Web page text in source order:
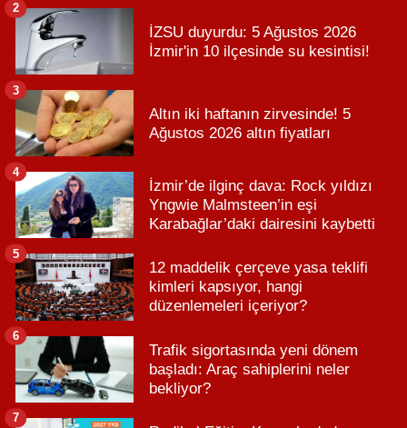
İZSU duyurdu: 5 Ağustos 2026
İzmir'in 10 ilçesinde su kesintisi!
2
Altın iki haftanın zirvesinde! 5
Ağustos 2026 altın fiyatları
3
İzmir’de ilginç dava: Rock yıldızı
Yngwie Malmsteen’in eşi
Karabağlar’daki dairesini kaybetti
4
12 maddelik çerçeve yasa teklifi
kimleri kapsıyor, hangi
düzenlemeleri içeriyor?
5
Trafik sigortasında yeni dönem
başladı: Araç sahiplerini neler
bekliyor?
6
7